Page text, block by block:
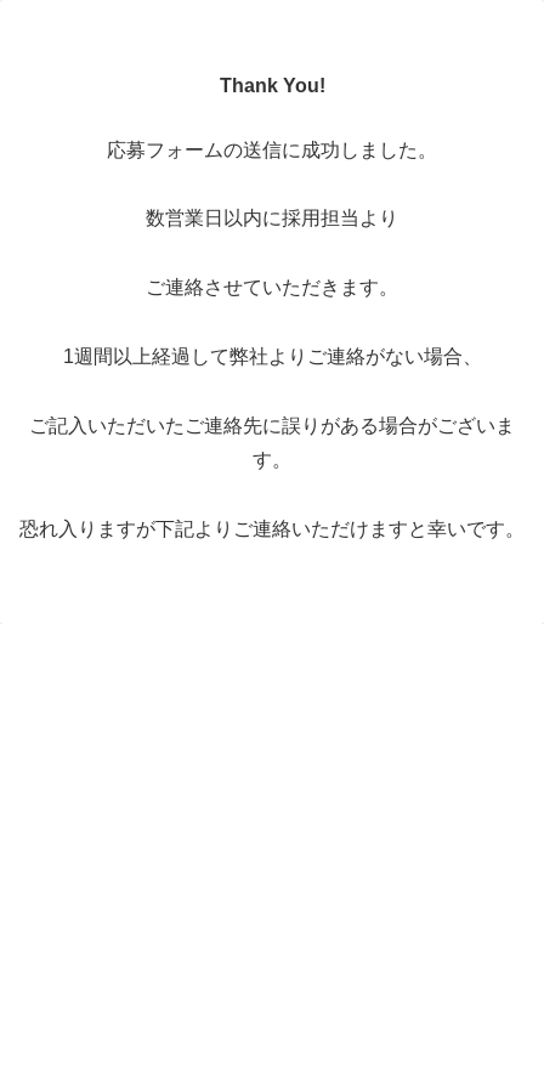
Thank You!
応募フォームの送信に成功しました。
数営業日以内に採用担当より
ご連絡させていただきます。
1週間以上経過して弊社よりご連絡がない場合、
ご記入いただいたご連絡先に誤りがある場合がございま
す。
恐れ入りますが下記よりご連絡いただけますと幸いです。